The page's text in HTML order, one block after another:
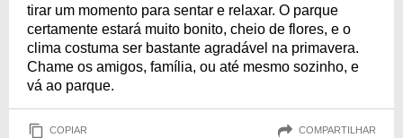
tirar um momento para sentar e relaxar. O parque
certamente estará muito bonito, cheio de flores, e o
clima costuma ser bastante agradável na primavera.
Chame os amigos, família, ou até mesmo sozinho, e
vá ao parque.
COPIAR COMPARTILHAR